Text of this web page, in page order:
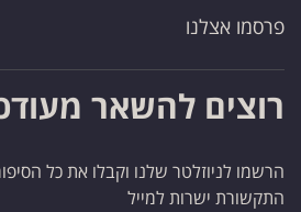
פרסמו אצלנו
רוצים להשאר
הרשמו לניוזלטר שלנו וקבלו את כל
התקשורת ישרות למייל